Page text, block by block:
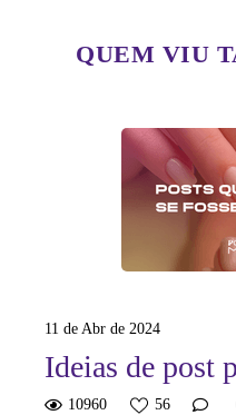
QUEM VIU
11 de Abr de 2024
Ideias de post
10960 56